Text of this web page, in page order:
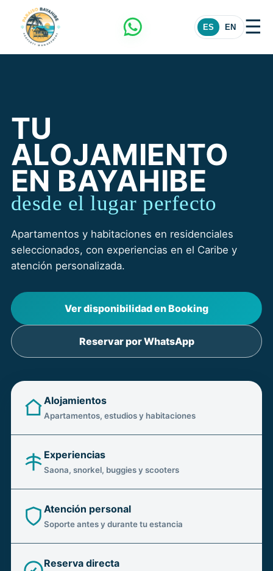
ES EN ☰
TU
ALOJAMIENTO
EN BAYAHIBE
desde el lugar perfecto
Apartamentos y habitaciones en residenciales
seleccionados, con experiencias en el Caribe y
atención personalizada.
Ver disponibilidad en Booking
Reservar por WhatsApp
Alojamientos
Apartamentos, estudios y habitaciones
Experiencias
Saona, snorkel, buggies y scooters
Atención personal
Soporte antes y durante tu estancia
Reserva directa